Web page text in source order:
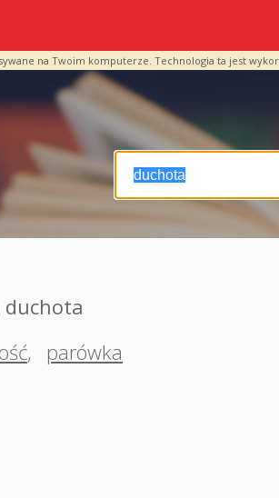
na Twoim komputerze. Technologia ta jest
duchota
, parówka